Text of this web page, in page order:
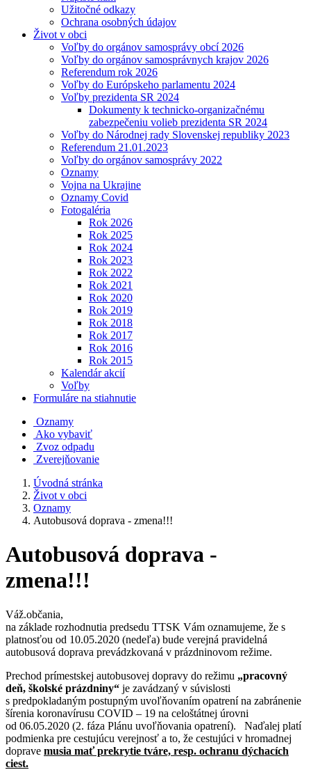
Užitočné odkazy
Ochrana osobných údajov
Život v obci
Voľby do orgánov samosprávy obcí 2026
Voľby do orgánov samosprávnych krajov 2026
Referendum rok 2026
Voľby do Európskeho parlamentu 2024
Voľby prezidenta SR 2024
Dokumenty k technicko-organizačnému
zabezpečeniu volieb prezidenta SR 2024
Voľby do Národnej rady Slovenskej republiky 2023
Referendum 21.01.2023
Voľby do orgánov samosprávy 2022
Oznamy
Vojna na Ukrajine
Oznamy Covid
Fotogaléria
Rok 2026
Rok 2025
Rok 2024
Rok 2023
Rok 2022
Rok 2021
Rok 2020
Rok 2019
Rok 2018
Rok 2017
Rok 2016
Rok 2015
Kalendár akcií
Voľby
Formuláre na stiahnutie
Oznamy
Ako vybaviť
Zvoz odpadu
Zverejňovanie
Úvodná stránka
Život v obci
Oznamy
Autobusová doprava - zmena!!!
Autobusová doprava -
zmena!!!
Váž.občania,
na základe rozhodnutia predsedu TTSK Vám oznamujeme, že s
platnosťou od 10.05.2020 (nedeľa) bude verejná pravidelná
autobusová doprava prevádzkovaná v prázdninovom režime.
Prechod prímestskej autobusovej dopravy do režimu „pracovný
deň, školské prázdniny“ je zavádzaný v súvislosti
s predpokladaným postupným uvoľňovaním opatrení na zabránenie
šírenia koronavírusu COVID – 19 na celoštátnej úrovni
od 06.05.2020 (2. fáza Plánu uvoľňovania opatrení). Naďalej platí
podmienka pre cestujúcu verejnosť a to, že cestujúci v hromadnej
doprave musia mať prekrytie tváre, resp. ochranu dýchacích
ciest.